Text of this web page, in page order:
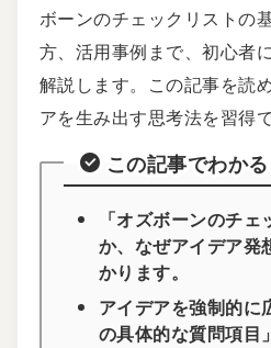
ボーンのチェックリストの
方、活用事例まで、初心者
解説します。この記事を読
アを生み出す思考法を習得
この記事でわか
「オズボーンのチ
か、なぜアイデア発
かります。
アイデアを強制的に
の具体的な質問項目